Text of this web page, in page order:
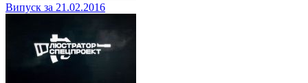
Випуск за 21.02.2016